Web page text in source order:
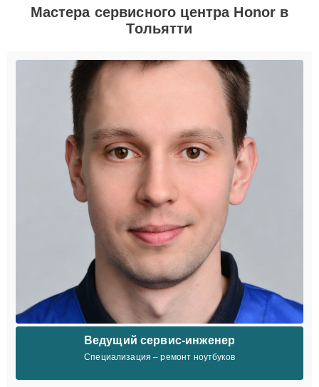
Мастера сервисного центра Honor в
Тольятти
Ведущий сервис-инженер
Специализация – ремонт ноутбуков